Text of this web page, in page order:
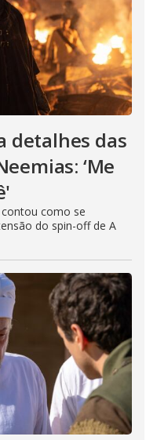
detalhes das
‘Me
como se
do spin-off de A